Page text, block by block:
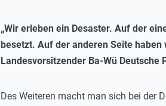
„Wir erleben ein Desaster. Auf der
besetzt. Auf der anderen Seite
Landesvorsitzender Ba-Wü Deutsche
Des Weiteren macht man sich bei der